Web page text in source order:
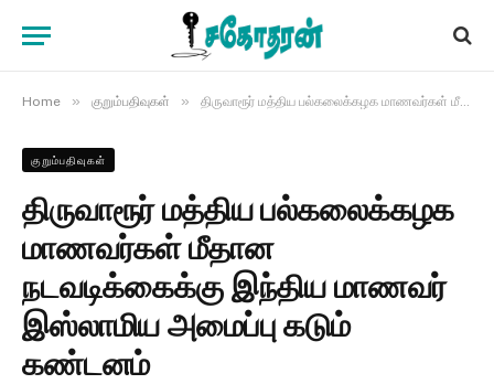
Home » குறும்பதிவுகள் » திருவாரூர் மத்திய பல்கலைக்கழக மாணவர்கள் மீதான நடவடிக்கைக்கு இந்திய மாணவர் இஸ்லாமிய அமைப்பு கடும் கண்டனம்
குறும்பதிவுகள்
திருவாரூர் மத்திய பல்கலைக்கழக
மாணவர்கள் மீதான
நடவடிக்கைக்கு இந்திய மாணவர்
இஸ்லாமிய அமைப்பு கடும்
கண்டனம்